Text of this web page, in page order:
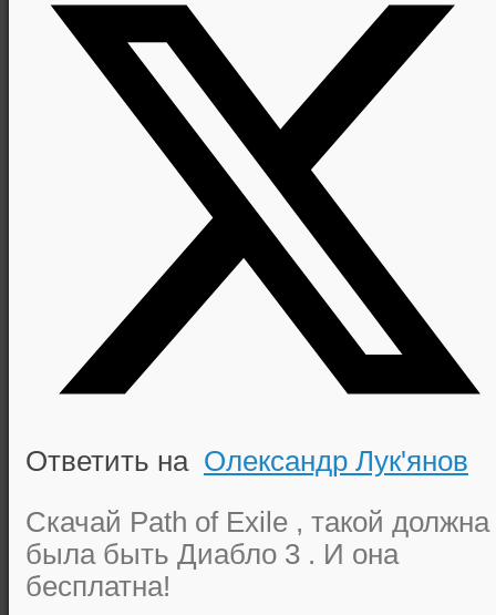
Ответить на Олександр Лук'янов
Скачай Path of Exile , такой должна
была быть Диабло 3 . И она
бесплатна!